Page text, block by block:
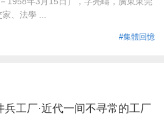
、法學 ...
#集體回憶
工厂·近代一间不寻常的工厂